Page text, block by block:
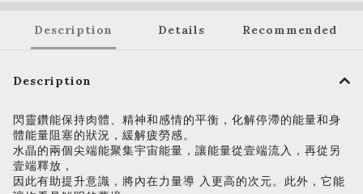
Description Details Recommended
Description
閃靈鑽能保持肉體、精神和感情的平衡，化解停滯的能量和身
體能量阻塞的狀況，緩解疲勞感。
水晶的兩個尖端能聚集宇宙能量，讓能量從壹端流入，再從另
壹端釋放，
因此有助提升意識，將內在力量導 入更高的次元。此外，它能